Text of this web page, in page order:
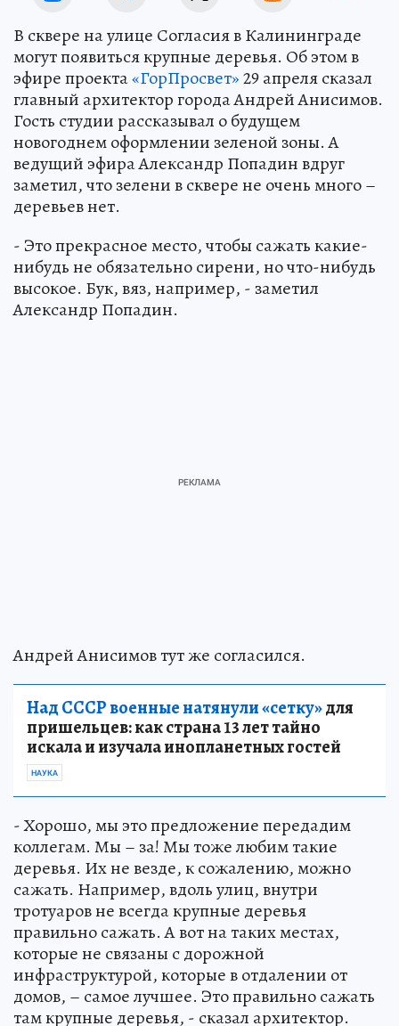
В сквере на улице Согласия в Калининграде
могут появиться крупные деревья. Об этом в
эфире проекта«ГорПросвет»29 апреля сказал
главный архитектор города Андрей Анисимов.
Гость студии рассказывал о будущем
новогоднем оформлении зеленой зоны. А
ведущий эфира Александр Попадин вдруг
заметил, что зелени в сквере не очень много –
деревьев нет.
- Это прекрасное место, чтобы сажать какие-
нибудь не обязательно сирени, но что-нибудь
высокое. Бук, вяз, например, - заметил
Александр Попадин.
Андрей Анисимов тут же согласился.
Над СССР военные натянули «сетку»для
пришельцев: как страна 13 лет тайно
искала и изучала инопланетных гостей
НАУКА
- Хорошо, мы это предложение передадим
коллегам. Мы – за! Мы тоже любим такие
деревья. Их не везде, к сожалению, можно
сажать. Например, вдоль улиц, внутри
тротуаров не всегда крупные деревья
правильно сажать. А вот на таких местах,
которые не связаны с дорожной
инфраструктурой, которые в отдалении от
домов, – самое лучшее. Это правильно сажать
там крупные деревья, - сказал архитектор.